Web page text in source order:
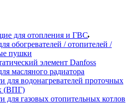
для отопления и ГВС
обогревателей / отопителей /
пушки
элемент Danfoss
масляного радиатора
для водонагревателей проточных
(ВПГ)
для газовых отопительных котлов